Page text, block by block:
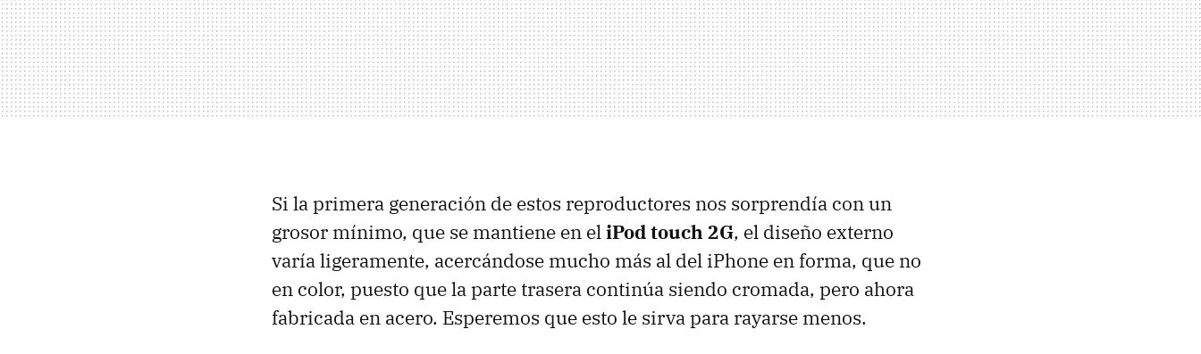
Si la primera generación de estos reproductores nos sorprendía con un
grosor mínimo, que se mantiene en eliPod touch 2G, el diseño externo
varía ligeramente, acercándose mucho más al del iPhone en forma, que no
en color, puesto que la parte trasera continúa siendo cromada, pero ahora
fabricada en acero. Esperemos que esto le sirva para rayarse menos.